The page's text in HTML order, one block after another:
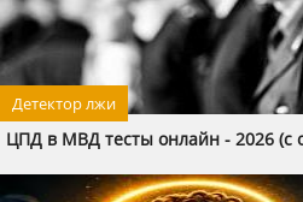
Детектор лжи
ЦПД в МВД тесты онлайн - 2026 (с